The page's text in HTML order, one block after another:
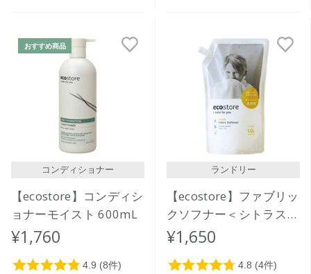
おすすめ商品
コンディショナー
【ecostore】コンディシ
ョナーモイスト 600mL
¥1,760
ランドリー
【ecostore】ファブリッ
クソフナー＜シトラス＞
リフィルパック1L
¥1,650